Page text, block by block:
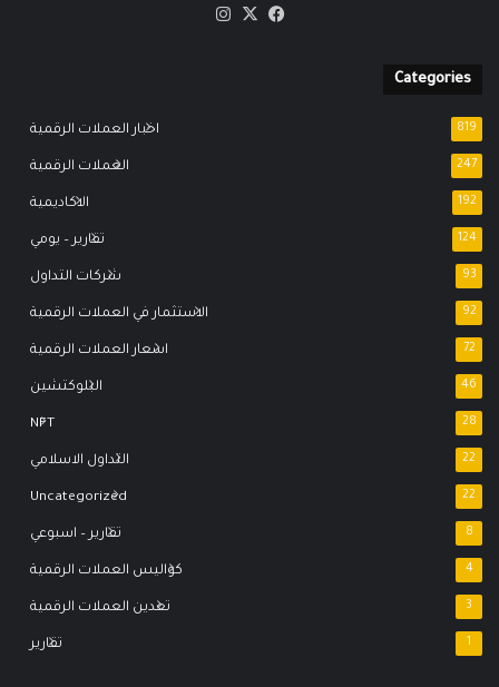
فيسبوك
‫X
Categories
اخبار العملات الرقمية 819
العملات الرقمية 247
الاكاديمية 192
تقارير – يومي 124
شركات التداول 93
الاستثمار في العملات الرقمية 92
اسعار العملات الرقمية 72
البلوكتشين 46
NFT 28
التداول الاسلامي 22
Uncategorized 22
تقارير – اسبوعي 8
كواليس العملات الرقمية 4
تعدين العملات الرقمية 3
تقارير 1